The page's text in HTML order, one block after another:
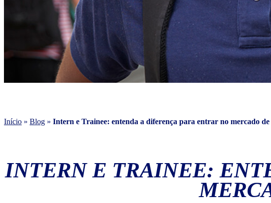
Início » Blog » Intern e Trainee: entenda a diferença para entrar no mercado
INTERN E TRAINEE: